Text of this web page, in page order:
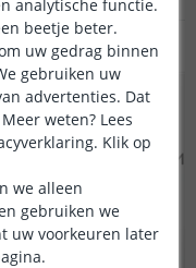
analytische functie.
beetje beter.
uw gedrag binnen
gebruiken uw
advertenties. Dat
Meer weten? Lees
Klik op
we alleen
gebruiken we
uw voorkeuren later